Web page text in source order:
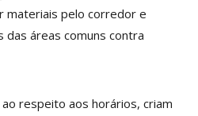
materiais pelo corredor e
áreas comuns contra
respeito aos horários, criam